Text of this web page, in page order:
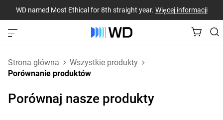
WD named Most Ethical for 8th straight year. Więcej informacji
Strona główna
Wszystkie produkty
Porównanie produktów
Porównaj nasze produkty